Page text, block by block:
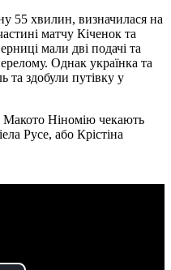
55 хвилин, визначилася на
матчу Кіченок та
мали дві подачі та
Однак українка та
та здобули путівку у
Макото Ніномію чекають
Русе, або Крістіна